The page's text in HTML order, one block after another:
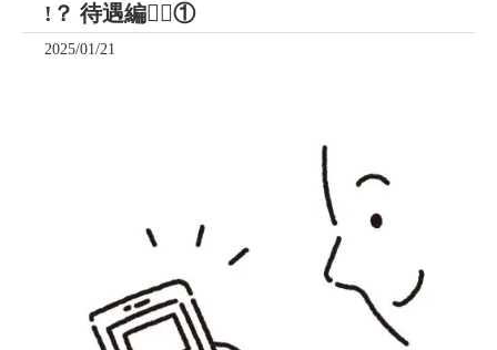
!？ 待遇編🕵🏻①
2025/01/21